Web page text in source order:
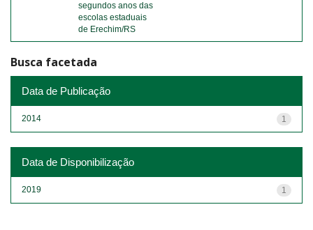
segundos anos das
escolas estaduais
de Erechim/RS
Busca facetada
Data de Publicação
1
2014
Data de Disponibilização
1
2019